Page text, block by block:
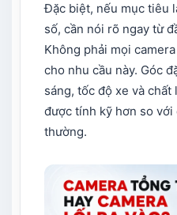
Đặc biệt, nếu mục tiêu
số, cần nói rõ ngay từ
Không phải mọi
cho nhu cầu này. Góc
sáng, tốc độ xe và
được tính kỹ hơn so với
thường.